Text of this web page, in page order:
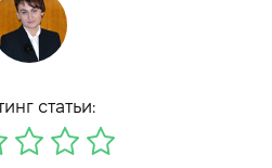
статьи: